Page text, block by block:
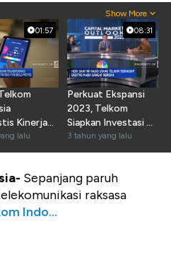
Show More
01:57
Kinerja
Bakal
lalu
08:31
Perkuat Ekspansi
2023, Telkom
Siapkan Investasi Rp
40 Triliun
3 tahun yang lalu
Sepanjang paruh
raksasa
Indo...